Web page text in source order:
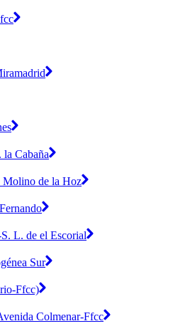
Cabaña
Molino de la Hoz
L. de el Escorial
Sur
Ffcc)
Colmenar-Ffcc